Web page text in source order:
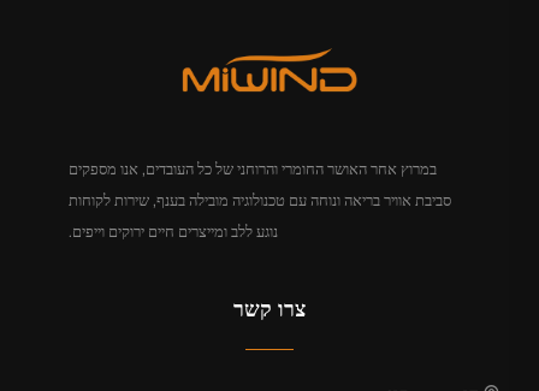
במרוץ אחר האושר החומרי והרוחני של כל העובדים, אנו מספקים
סביבת אוויר בריאה ונוחה עם טכנולוגיה מובילה בענף, שירות לקוחות
נוגע ללב ומייצרים חיים ירוקים וייפים.
צרו קשר